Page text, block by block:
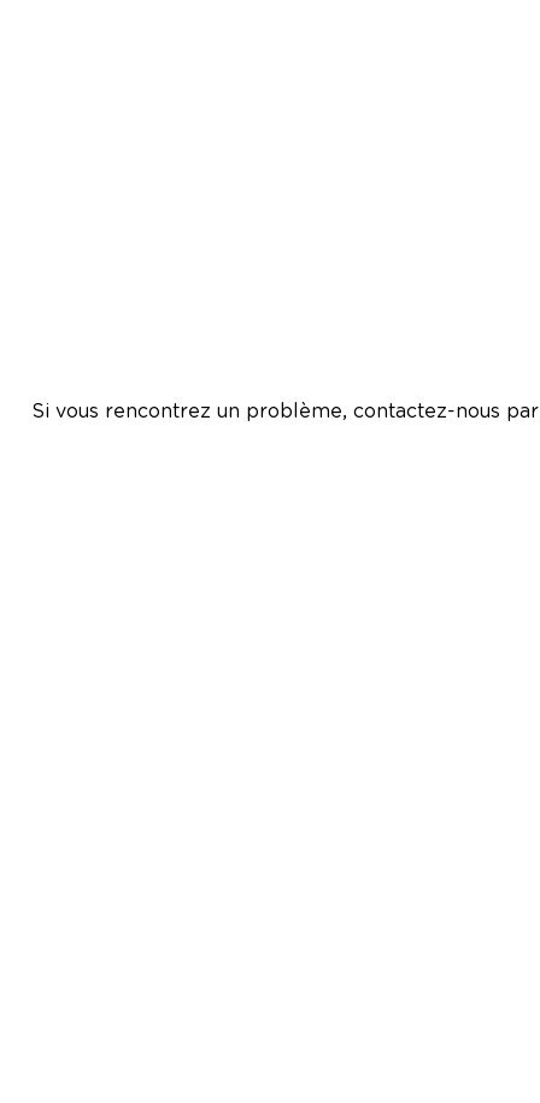
Si vous rencontrez un problème, contactez-nous